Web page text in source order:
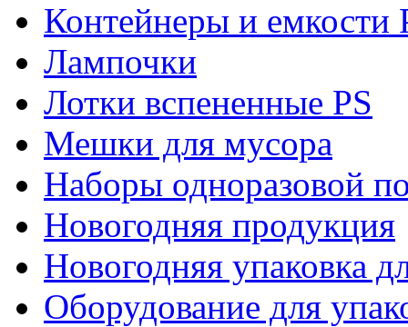
Контейнеры и емкости
Лампочки
Лотки вспененные PS
Мешки для мусора
Наборы одноразовой
Новогодняя продукция
Новогодняя упаковка
Оборудование для